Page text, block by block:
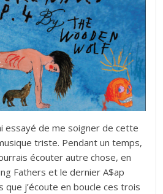
essayé de me soigner decette
triste. Pendant un temps,
écouter autre chose, en
Fathers et le dernier A$ap
que j’écoute en boucle ces trois